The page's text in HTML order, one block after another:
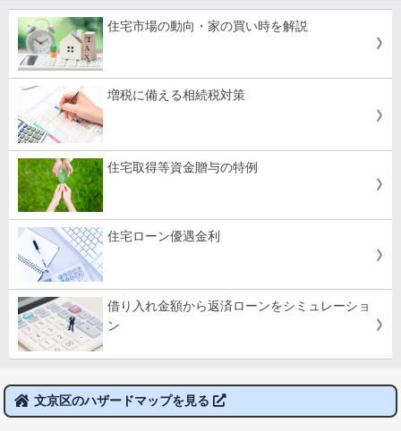
住宅市場の動向・家の買い時を解説
増税に備える相続税対策
住宅取得等資金贈与の特例
住宅ローン優遇金利
借り入れ金額から返済ローンをシミュレーショ
ン
文京区のハザードマップを見る